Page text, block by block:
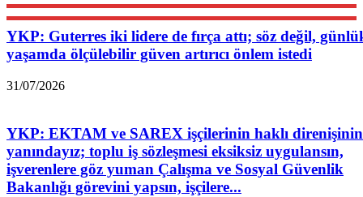
YKP: Guterres iki lidere de fırça attı; söz değil,
yaşamda ölçülebilir güven artırıcı önlem istedi
31/07/2026
YKP: EKTAM ve SAREX işçilerinin haklı direnişinin
yanındayız; toplu iş sözleşmesi eksiksiz uygulansın,
işverenlere göz yuman Çalışma ve Sosyal Güvenlik
Bakanlığı görevini yapsın, işçilere...